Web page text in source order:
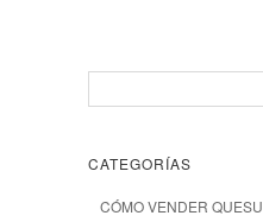
CATEGORÍAS
CÓMO VENDER QUESU